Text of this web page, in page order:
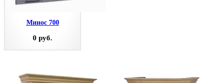
Минос 700
0 руб.